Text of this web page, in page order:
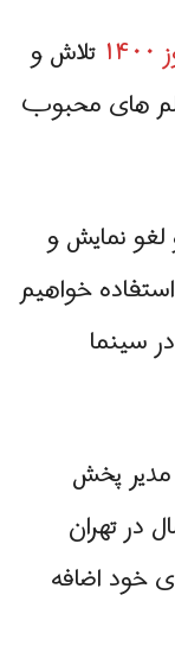
تلاش و
های محبوب
نمایش و
خواهیم
سینما
مدیر پخش
تهران
خود اضافه